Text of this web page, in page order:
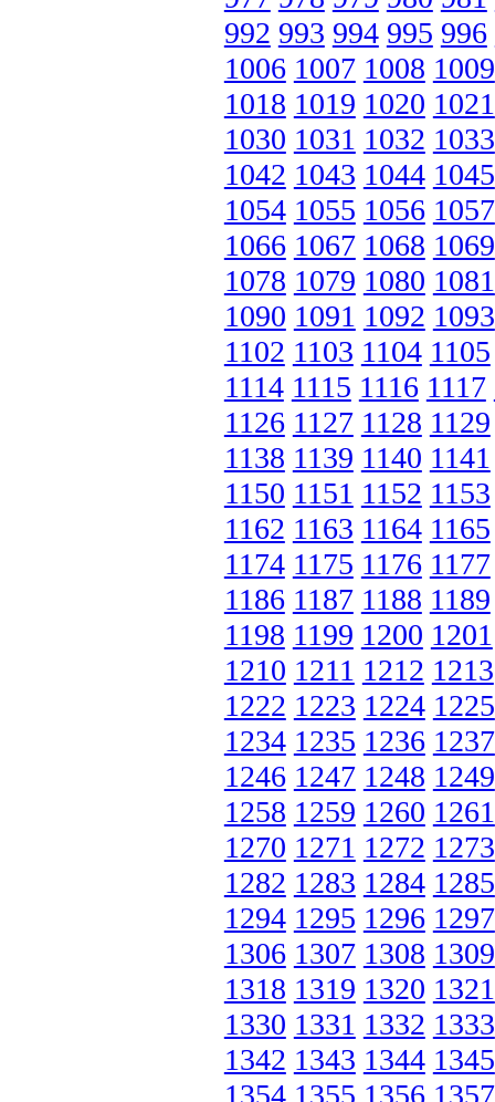
992 993 994 995 996
1006 1007 1008 1009
1018 1019 1020 1021
1030 1031 1032 1033
1042 1043 1044 1045
1054 1055 1056 1057
1066 1067 1068 1069
1078 1079 1080 1081
1090 1091 1092 1093
1102 1103 1104 1105
1114 1115 1116 1117
1126 1127 1128 1129
1138 1139 1140 1141
1150 1151 1152 1153
1162 1163 1164 1165
1174 1175 1176 1177
1186 1187 1188 1189
1198 1199 1200 1201
1210 1211 1212 1213
1222 1223 1224 1225
1234 1235 1236 1237
1246 1247 1248 1249
1258 1259 1260 1261
1270 1271 1272 1273
1282 1283 1284 1285
1294 1295 1296 1297
1306 1307 1308 1309
1318 1319 1320 1321
1330 1331 1332 1333
1342 1343 1344 1345
1354 1355 1356 1357